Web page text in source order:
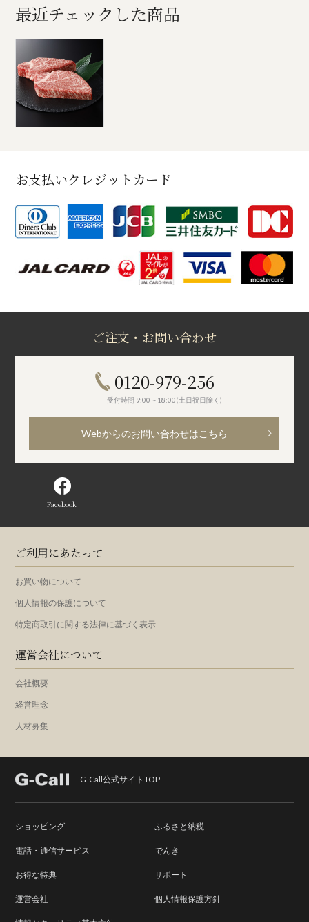
最近チェックした商品
お支払いクレジットカード
ご注文・お問い合わせ
0120-979-256
受付時間 9:00～18:00(土日祝日除く)
Webからのお問い合わせはこちら
Facebook
ご利用にあたって
お買い物について
個人情報の保護について
特定商取引に関する法律に基づく表示
運営会社について
会社概要
経営理念
人材募集
G-Call公式サイトTOP
ショッピング ふるさと納税
電話・通信サービス でんき
お得な特典 サポート
運営会社 個人情報保護方針